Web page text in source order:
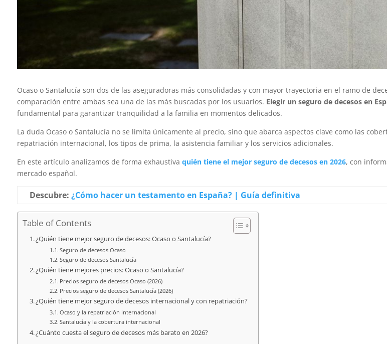
Ocaso o Santalucía son dos de las aseguradoras más consolidadas y con mayor trayectoria en el ramo de
comparación entre ambas sea una de las más buscadas por los usuarios. Elegir un seguro de decesos en
fundamental para garantizar tranquilidad a la familia en momentos delicados.
La duda Ocaso o Santalucía no se limita únicamente al precio, sino que abarca aspectos clave como las
repatriación internacional, los tipos de prima, la asistencia familiar y los servicios adicionales.
En este artículo analizamos de forma exhaustiva quién tiene el mejor seguro de decesos en 2026, con
mercado español.
Descubre: ¿Cómo hacer un testamento en España? | Guía definitiva
Table of Contents
¿Quién tiene mejor seguro de decesos: Ocaso o Santalucía?
Seguro de decesos Ocaso
Seguro de decesos Santalucía
¿Quién tiene mejores precios: Ocaso o Santalucía?
Precios seguro de decesos Ocaso (2026)
Precios seguro de decesos Santalucía (2026)
¿Quién tiene mejor seguro de decesos internacional y con repatriación?
Ocaso y la repatriación internacional
Santalucía y la cobertura internacional
¿Cuánto cuesta el seguro de decesos más barato en 2026?